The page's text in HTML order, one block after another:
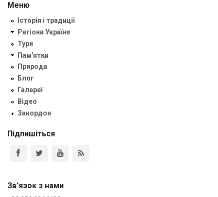
Меню
Історія і традиції
Регіони України
Тури
Пам'ятки
Природа
Блог
Галереї
Відео
Закордон
Підпишіться
Зв'язок з нами